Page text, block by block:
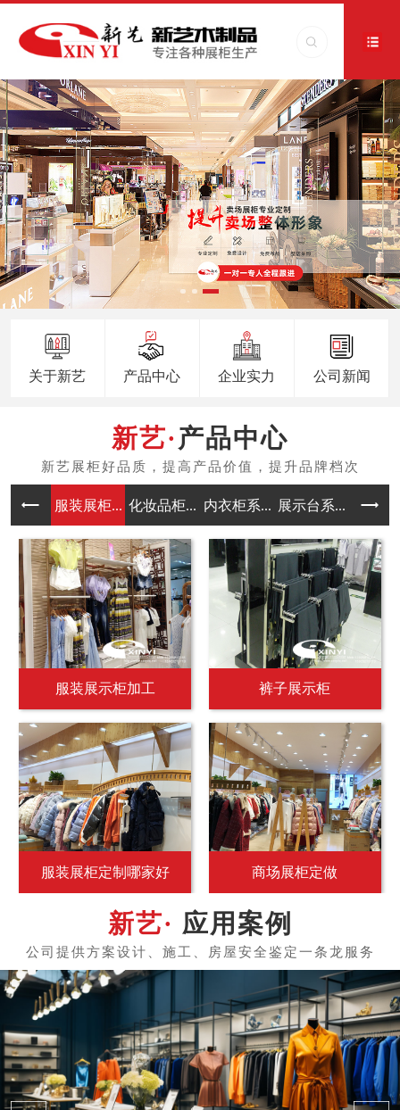
关于新艺 产品中心 企业实力 公司新闻
产品中心
服装展柜... 化妆品柜... 内衣柜系... 展示台系... 中岛
服装展示柜加工 裤子展示柜
服装展柜定制哪家好 商场展柜定做
应用案例